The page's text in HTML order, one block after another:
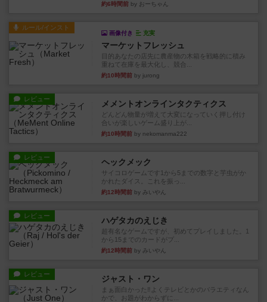
約6時間前 by おーちゃん
ルール/インスト
画像付き 充実
マーケットフレッシュ
目的あなたの店先に農産物の木箱を戦略的に積み
重ねて在庫を最大化し、競合...
約10時間前 by jurong
レビュー メメントオンラインタクティクス
どんどん物量が増えて大変になっていく押し付け
合いが楽しいゲーム盛り上が...
約10時間前 by nekomanma222
レビュー ヘックメック
サイコロゲームです1から5までの数字と芋虫がか
かれたダイス。これを振っ...
約12時間前 by みいやん
レビュー ハゲタカのえじき
超有名なゲームですが、初めてプレイしました。1
から15までのカードがプ...
約12時間前 by みいやん
レビュー ジャスト・ワン
まぁ面白かった‼️よくテレビとかのバラエティなん
かで、お題がわからずに...